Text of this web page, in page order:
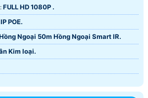
FULL HD 1080P .
IP POE.
Ngoại 50m Hồng Ngoại Smart IR.
Kim loại.